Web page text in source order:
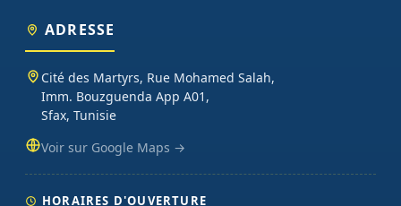
ADRESSE
Cité des Martyrs, Rue Mohamed Salah,
Imm. Bouzguenda App A01,
Sfax, Tunisie
Voir sur Google Maps →
HORAIRES D'OUVERTURE